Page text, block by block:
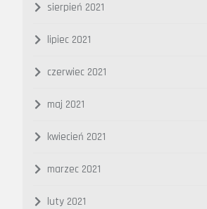
sierpień 2021
lipiec 2021
czerwiec 2021
maj 2021
kwiecień 2021
marzec 2021
luty 2021